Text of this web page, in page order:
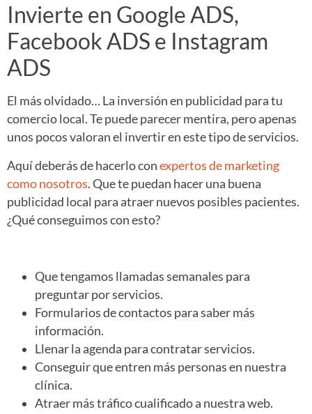
Invierte en Google ADS,
Facebook ADS e Instagram
ADS
El más olvidado… La inversión en publicidad para tu
comercio local. Te puede parecer mentira, pero apenas
unos pocos valoran el invertir en este tipo de servicios.
Aquí deberás de hacerlo conexpertos de marketing
como nosotros. Que te puedan hacer una buena
publicidad local para atraer nuevos posibles pacientes.
¿Qué conseguimos con esto?
Que tengamos llamadas semanales para
preguntar por servicios.
Formularios de contactos para saber más
información.
Llenar la agenda para contratar servicios.
Conseguir que entren más personas en nuestra
clínica.
Atraer más tráfico cualificado a nuestra web.